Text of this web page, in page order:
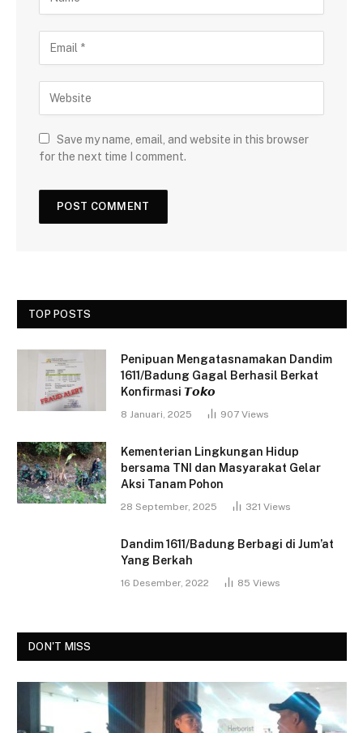
Save my name, email, and website in this browser
for the next time I comment.
TOP POSTS
Penipuan Mengatasnamakan Dandim
1611/Badung Gagal Berhasil Berkat
Konfirmasi 𝙏𝙤𝙠𝙤
8 Januari, 2025 907 Views
Kementerian Lingkungan Hidup
bersama TNI dan Masyarakat Gelar
Aksi Tanam Pohon
28 September, 2025 321 Views
Dandim 1611/Badung Berbagi di Jum’at
Yang Berkah
16 Desember, 2022 85 Views
DON'T MISS